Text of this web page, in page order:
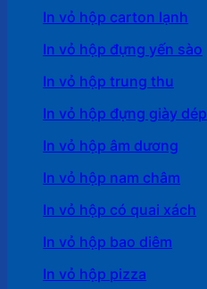
In vỏ hộp carton lạnh
In vỏ hộp đựng yến sào
In vỏ hộp trung thu
In vỏ hộp đựng giày dép
In vỏ hộp âm dương
In vỏ hộp nam châm
In vỏ hộp có quai xách
In vỏ hộp bao diêm
In vỏ hộp pizza